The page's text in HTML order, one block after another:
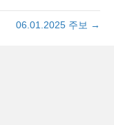
06.01.2025 주보 →